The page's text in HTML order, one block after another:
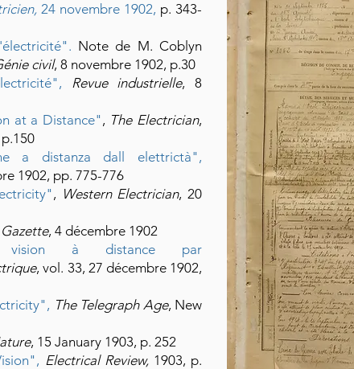
24 novembre 1902, p. 343-
Note de M. Coblyn
civil, 8 novembre 1902, p.30
Revue industrielle, 8
at a Distance", The Electrician,
a distanza dall elettrictà",
1902, pp. 775-776
, Western Electrician, 20
, 4 décembre 1902
à distance par
, vol. 33, 27 décembre 1902,
The Telegraph Age, New
, 15 January 1903, p. 252
, Electrical Review,1903, p.